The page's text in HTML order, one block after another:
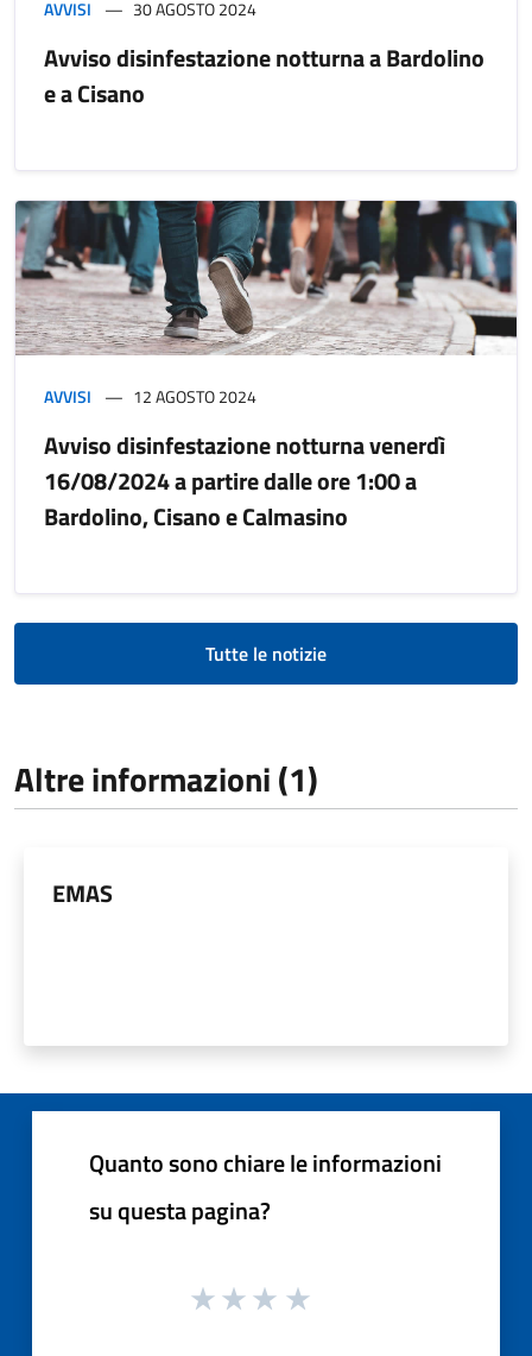
AVVISI 30 AGOSTO 2024
Avviso disinfestazione notturna a Bardolino
e a Cisano
AVVISI 12 AGOSTO 2024
Avviso disinfestazione notturna venerdì
16/08/2024 a partire dalle ore 1:00 a
Bardolino, Cisano e Calmasino
Tutte le notizie
Altre informazioni (1)
EMAS
Quanto sono chiare le informazioni
su questa pagina?